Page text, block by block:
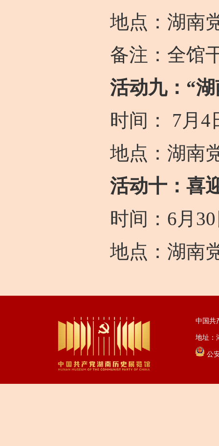
地点：湖南党
备注：全馆干
活动九：“
时间： 7月4
地点：湖南党
活动十：喜
时间：6月30
地点：湖南党
中国共
地址：
公